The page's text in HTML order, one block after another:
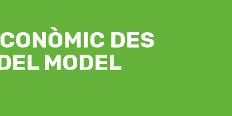
DES
MODEL